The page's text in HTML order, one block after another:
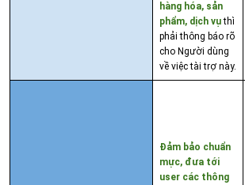
hàng hóa, sản
phẩm, dịch vụ thì
phải thông báo rõ
cho Người dùng
về việc tài trợ này.
Đảm bảo chuẩn
mực, đưa tới
user các thông